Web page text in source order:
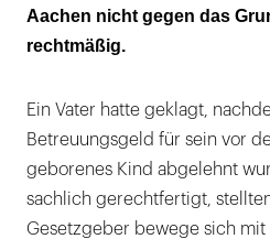
Aachen nicht gegen das
rechtmäßig.
Ein Vater hatte geklagt,
Betreuungsgeld für sein vor
geborenes Kind abgelehnt
sachlich gerechtfertigt,
Gesetzgeber bewege sich mit